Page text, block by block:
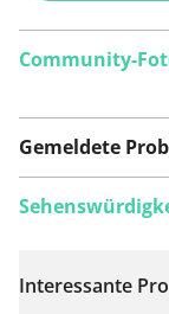
Community-
Gemeldete
Auf
Interessante